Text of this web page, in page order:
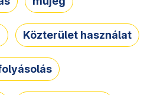
Közterület használat